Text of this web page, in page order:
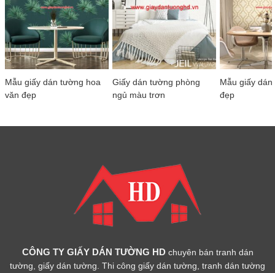
Mẫu giấy dán tường hoa
văn đẹp
Giấy dán tường phòng
ngủ màu trơn
Mẫu giấy
đẹp
CÔNG TY GIẤY DÁN TƯỜNG HD chuyên bán tranh dán
tường, giấy dán tường. Thi công giấy dán tường, tranh dán tường